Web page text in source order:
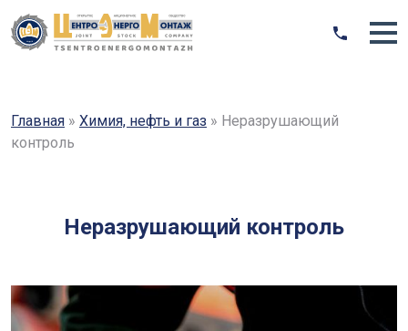
Главная » Химия, нефть и газ » Неразрушающий
контроль
Неразрушающий контроль